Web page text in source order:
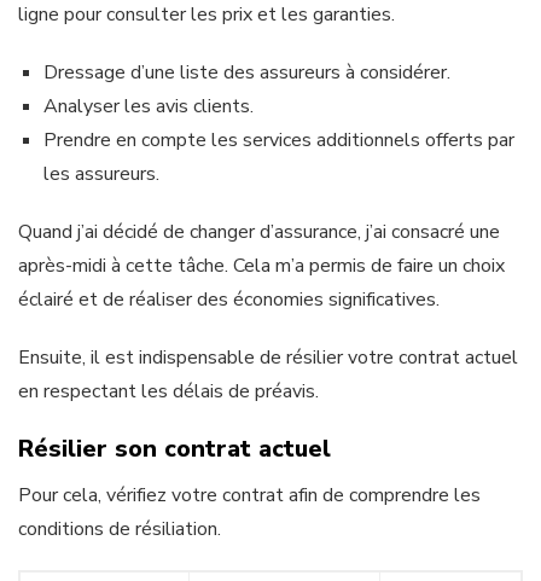
ligne pour consulter les prix et les garanties.
Dressage d’une liste des assureurs à considérer.
Analyser les avis clients.
Prendre en compte les services additionnels offerts par
les assureurs.
Quand j’ai décidé de changer d’assurance, j’ai consacré une
après-midi à cette tâche. Cela m’a permis de faire un choix
éclairé et de réaliser des économies significatives.
Ensuite, il est indispensable de résilier votre contrat actuel
en respectant les délais de préavis.
Résilier son contrat actuel
Pour cela, vérifiez votre contrat afin de comprendre les
conditions de résiliation.